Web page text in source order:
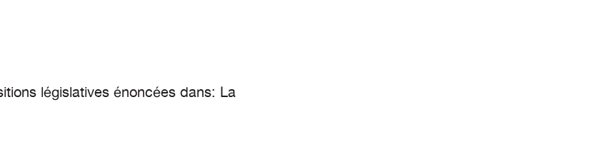
législatives énoncées dans: La